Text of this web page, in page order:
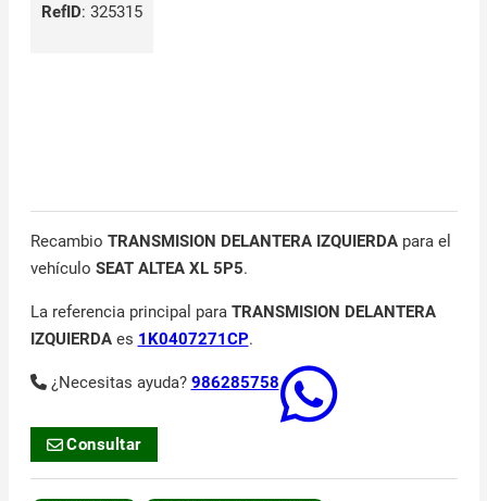
RefID: 325315
Recambio TRANSMISION DELANTERA IZQUIERDApara el
vehículo SEAT ALTEA XL 5P5.
La referencia principal para TRANSMISION DELANTERA
IZQUIERDAes 1K0407271CP.
¿Necesitas ayuda? 986285758
Consultar